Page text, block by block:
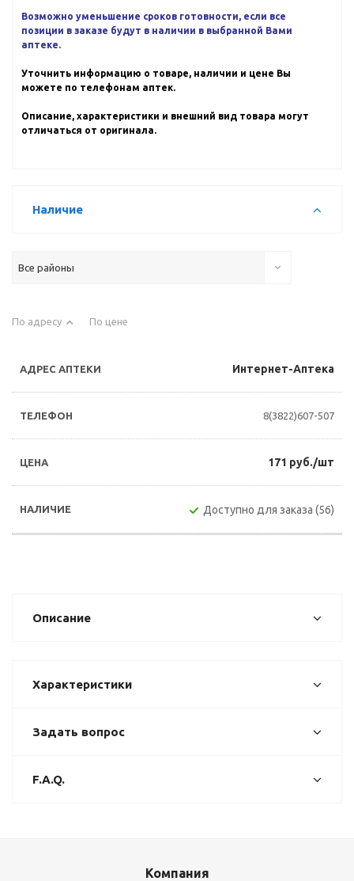
Возможно уменьшение сроков готовности, если все
позиции в заказе будут в наличии в выбранной Вами
аптеке.
Уточнить информацию о товаре, наличии и цене Вы
можете по телефонам аптек.
Описание, характеристики и внешний вид товара могут
отличаться от оригинала.
Наличие
Все районы
По адресу По цене
Интернет-Аптека
8(3822)607-507
171 руб./шт
Доступно для заказа (56)
Описание
Характеристики
Задать вопрос
F.A.Q.
Компания